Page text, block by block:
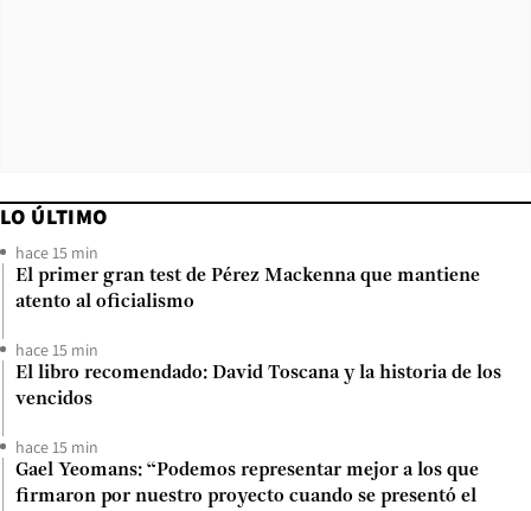
LO ÚLTIMO
hace 15 min
El primer gran test de Pérez Mackenna que mantiene
atento al oficialismo
hace 15 min
El libro recomendado: David Toscana y la historia de los
vencidos
hace 15 min
Gael Yeomans: “Podemos representar mejor a los que
firmaron por nuestro proyecto cuando se presentó el